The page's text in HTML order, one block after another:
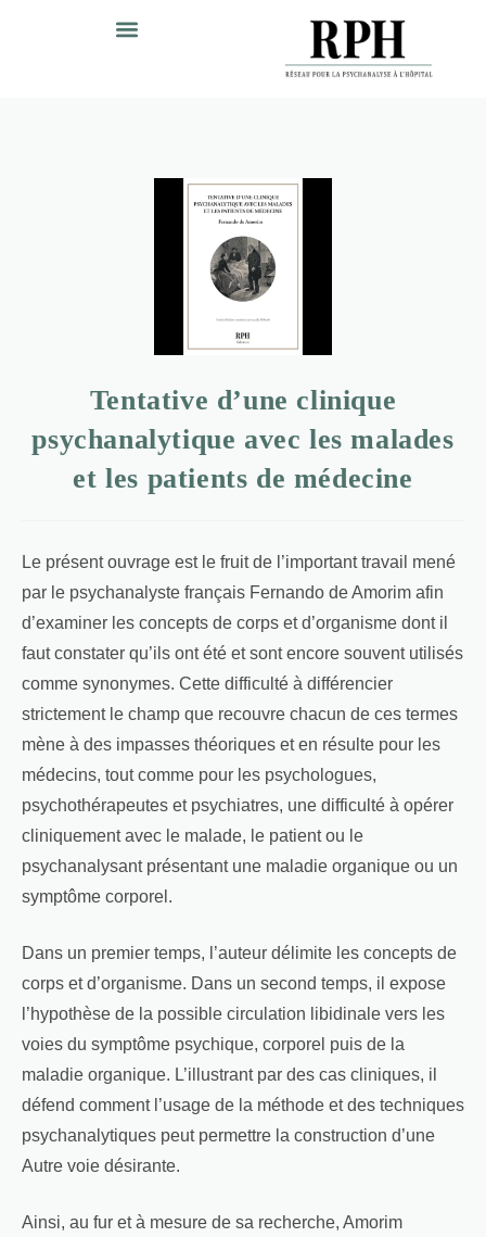
Tentative d’une clinique
psychanalytique avec les malades
et les patients de médecine
Le présent ouvrage est le fruit de l’important travail mené
par le psychanalyste français Fernando de Amorim afin
d’examiner les concepts de corps et d’organisme dont il
faut constater qu’ils ont été et sont encore souvent utilisés
comme synonymes. Cette difficulté à différencier
strictement le champ que recouvre chacun de ces termes
mène à des impasses théoriques et en résulte pour les
médecins, tout comme pour les psychologues,
psychothérapeutes et psychiatres, une difficulté à opérer
cliniquement avec le malade, le patient ou le
psychanalysant présentant une maladie organique ou un
symptôme corporel.
Dans un premier temps, l’auteur délimite les concepts de
corps et d’organisme. Dans un second temps, il expose
l’hypothèse de la possible circulation libidinale vers les
voies du symptôme psychique, corporel puis de la
maladie organique. L’illustrant par des cas cliniques, il
défend comment l’usage de la méthode et des techniques
psychanalytiques peut permettre la construction d’une
Autre voie désirante.
Ainsi, au fur et à mesure de sa recherche, Amorim